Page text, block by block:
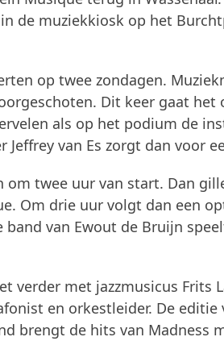
de muziekkiosk op het
op twee zondagen.
Dit keer gaat het
als op het podium de
van Es zorgt dan voor
twee uur van start. Dan
Om drie uur volgt dan een
van Ewout de Bruijn
verder met jazzmusicus Frits
en orkestleider. De editie
brengt de hits van Madness